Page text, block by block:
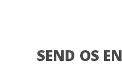
SEND OS EN